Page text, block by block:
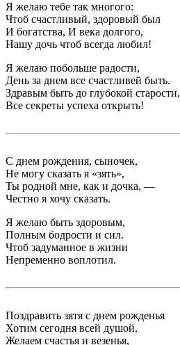
Я желаю тебе так многого:
Чтоб счастливый, здоровый был
И богатства, И века долгого,
Нашу дочь чтоб всегда любил!
Я желаю побольше радости,
День за днем все счастливей быть.
Здравым быть до глубокой старости,
Все секреты успеха открыть!
С днем рождения, сыночек,
Не могу сказать я «зять»,
Ты родной мне, как и дочка, —
Честно я хочу сказать.
Я желаю быть здоровым,
Полным бодрости и сил.
Чтоб задуманное в жизни
Непременно воплотил.
Поздравить зятя с днем рожденья
Хотим сегодня всей душой,
Желаем счастья и везенья,